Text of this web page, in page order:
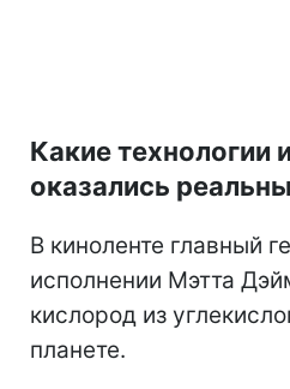
Какие технологии
оказались
В киноленте главный
исполнении Мэтта
кислород из
планете.